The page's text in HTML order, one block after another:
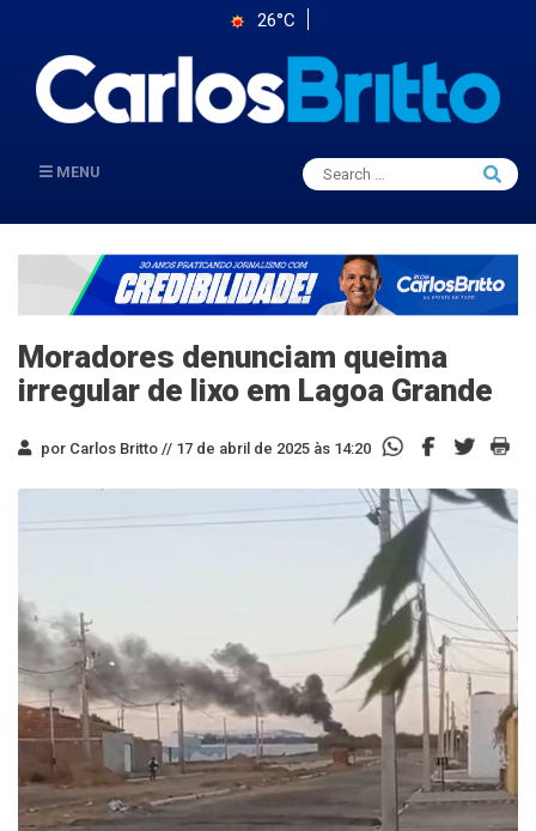
26°C
MENU
Search
for:
Search
Moradores denunciam queima
irregular de lixo em Lagoa Grande
por Carlos Britto // 17 de abril de 2025 às 14:20